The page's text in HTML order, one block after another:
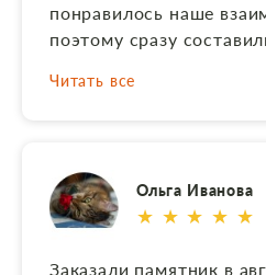
установки. Вежливый в
оказалось в
установщик.
понравилось наше
поэтому сразу
и чёткое
акта-приемки после
благодарность Наташе,
чуткому организатору
Читать все
Ольга Иванова
★ ★ ★ ★ ★
Заказали памятник в